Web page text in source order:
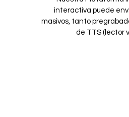
interactiva puede
masivos, tanto
de TTS (lector